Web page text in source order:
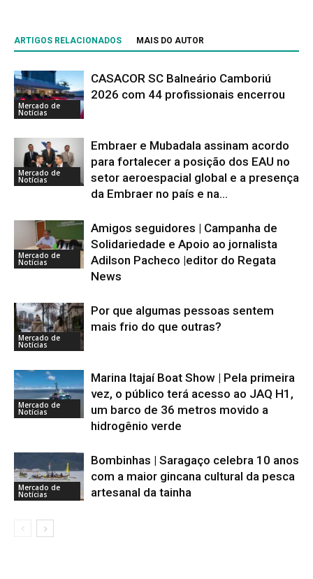
ARTIGOS RELACIONADOS MAIS DO AUTOR
Mercado de
Notícias
CASACOR SC Balneário Camboriú
2026 com 44 profissionais encerrou
Mercado de
Notícias
Embraer e Mubadala assinam acordo
para fortalecer a posição dos EAU no
setor aeroespacial global e a presença
da Embraer no país e na...
Mercado de
Notícias
Amigos seguidores | Campanha de
Solidariedade e Apoio ao jornalista
Adilson Pacheco |editor do Regata
News
Mercado de
Notícias
Por que algumas pessoas sentem
mais frio do que outras?
Mercado de
Notícias
Marina Itajaí Boat Show | Pela primeira
vez, o público terá acesso ao JAQ H1,
um barco de 36 metros movido a
hidrogênio verde
Mercado de
Notícias
Bombinhas | Saragaço celebra 10 anos
com a maior gincana cultural da pesca
artesanal da tainha